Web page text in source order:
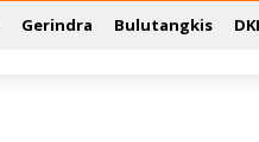
Gerindra Bulutangkis